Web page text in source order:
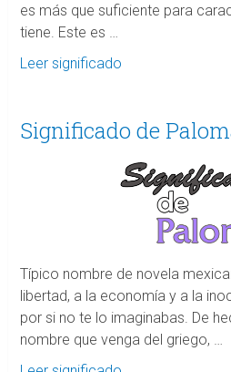
es más que suficiente para
tiene. Este es …
Leer significado
Significado de
Típico nombre de novela
libertad, a la economía y a la
por si no te lo imaginabas. De
nombre que venga del griego, …